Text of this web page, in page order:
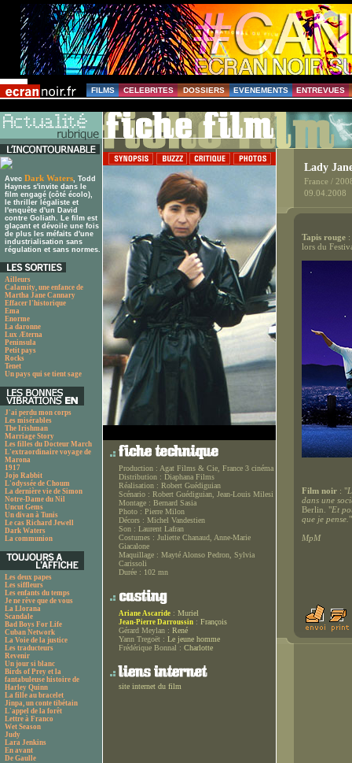
FILMS CELEBRITES DOSSIERS EVENEMENTS ENTREVUES
Avec Dark Waters, Todd
Haynes s'invite dans le
film engagé (côté écolo),
le thriller légaliste et
l'enquête d'un David
contre Goliath. Le film est
glaçant et dévoile une fois
de plus les méfaits d'une
industrialisation sans
régulation et sans normes.
Ailleurs
Calamity, une enfance de
Martha Jane Cannary
Effacer l'historique
Ema
Enorme
La daronne
Lux Æterna
Peninsula
Petit pays
Rocks
Tenet
Un pays qui se tient sage
J'ai perdu mon corps
Les misérables
The Irishman
Marriage Story
Les filles du Docteur March
L'extraordinaire voyage de
Marona
1917
Jojo Rabbit
L'odyssée de Choum
La dernière vie de Simon
Notre-Dame du Nil
Uncut Gems
Un divan à Tunis
Le cas Richard Jewell
Dark Waters
La communion
Les deux papes
Les siffleurs
Les enfants du temps
Je ne rêve que de vous
La Llorana
Scandale
Bad Boys For Life
Cuban Network
La Voie de la justice
Les traducteurs
Revenir
Un jour si blanc
Birds of Prey et la
fantabuleuse histoire de
Harley Quinn
La fille au bracelet
Jinpa, un conte tibétain
L'appel de la forêt
Lettre à Franco
Wet Season
Judy
Lara Jenkins
En avant
De Gaulle
Production : Agat Films & Cie, France 3 cinéma
Distribution : Diaphana Films
Réalisation : Robert Guédiguian
Scénario : Robert Guédiguian, Jean-Louis Milesi
Montage : Bernard Sasia
Photo : Pierre Milon
Décors : Michel Vandestien
Son : Laurent Lafran
Costumes : Juliette Chanaud, Anne-Marie
Giacalone
Maquillage : Mayté Alonso Pedron, Sylvia
Carissoli
Durée : 102 mn
Ariane Ascaride : Muriel
Jean-Pierre Darroussin : François
Gérard Meylan : René
Yann Tregoët : Le jeune homme
Frédérique Bonnal : Charlotte
site internet du film
Lady
France /
09.04.2008
Tapis rouge :
lors du
Film noir : "
dans une
Berlin. "Et
que je pense. "
MpM